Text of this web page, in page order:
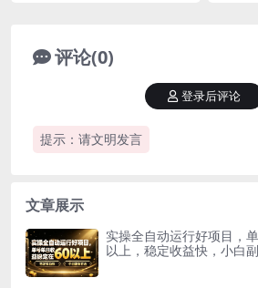
评论(0)
提示：请文明发言
登录后评论
文章展示
实操全自动运行好项目，
以上，稳定收益快，小白